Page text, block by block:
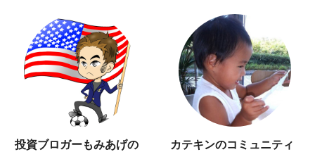
投資ブロガーもみあげの
カテキンのコミュニティ